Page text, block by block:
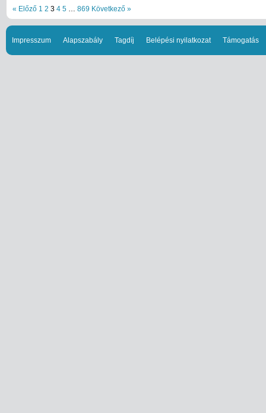
« Előző 1 2 3 4 5 869 Következő »
Impresszum Alapszabály Tagdíj Belépési nyilatkozat Támogatás